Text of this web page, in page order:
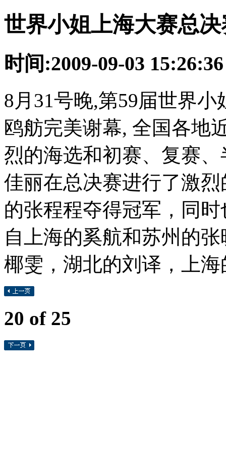
世界小姐上海大赛总
时间:2009-09-03
8月31号晚,第59届世界
鸥舫完美谢幕, 全国各地
烈的海选和初赛、复赛
佳丽在总决赛进行了激
的张程程夺得冠军，同
自上海的奚航和苏州的
椰雯，湖北的刘译，上
20 of 25